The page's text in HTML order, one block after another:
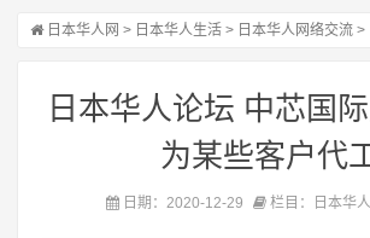
日本华人网 > 日本华人生活 > 日本华人网络交流 >
日本华人论坛 中芯国
为某些客户代
日期：2020-12-29 栏目：日本华